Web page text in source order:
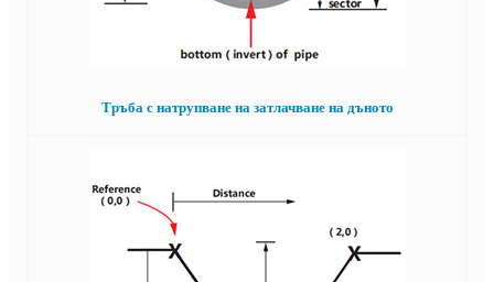
Тръба с натрупване на затлачване на дъното